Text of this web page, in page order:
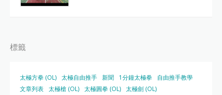
標籤
太極方拳 (OL) 太極自由推手 新聞 1分鐘太極拳
自由推手教學
文章列表 太極槍 (OL) 太極圓拳 (OL) 太極劍 (OL)